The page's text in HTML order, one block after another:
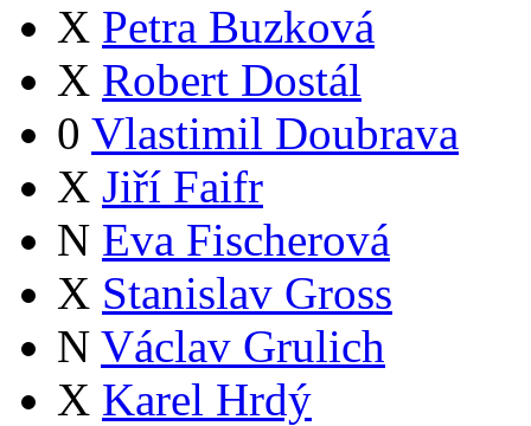
X Petra Buzková
X Robert Dostál
0 Vlastimil Doubrava
X Jiří Faifr
N Eva Fischerová
X Stanislav Gross
N Václav Grulich
X Karel Hrdý